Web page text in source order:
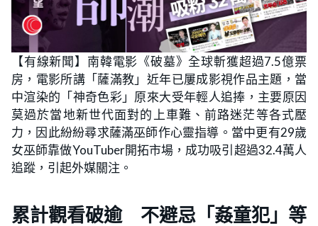
【有線新聞】南韓電影《破墓》全球斬獲超過7.5億票
房，電影所講「薩滿教」近年已屢成影視作品主題，當
中渲染的「神奇色彩」原來大受年輕人追捧，主要原因
莫過於當地新世代面對的上車難、前路迷茫等各式壓
力，因此紛紛尋求薩滿巫師作心靈指導。當中更有29歲
女巫師靠做YouTuber開拓市場，成功吸引超過32.4萬人
追蹤，引起外媒關注。
累計觀看破逾 不避忌「姦童犯」等